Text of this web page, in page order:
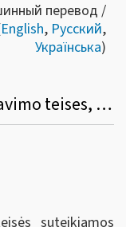
перевод /
English, Русский,
Українська)
Ar galima pridėti i.APS atstovavimo teises, kaip tai padaryti?
suteikiamos